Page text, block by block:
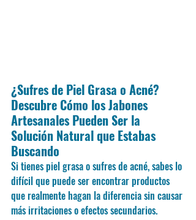
¿Sufres de Piel Grasa o Acné?
Descubre Cómo los Jabones
Artesanales Pueden Ser la
Solución Natural que Estabas
Buscando
Si tienes piel grasa o sufres de acné, sabes lo
difícil que puede ser encontrar productos
que realmente hagan la diferencia sin causar
más irritaciones o efectos secundarios.